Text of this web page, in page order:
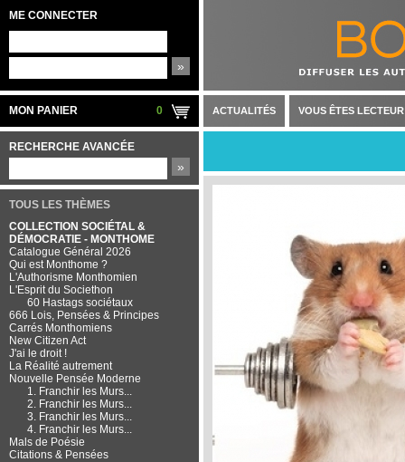
ME CONNECTER
»
MON PANIER 0
RECHERCHE AVANCÉE
»
TOUS LES THÈMES
COLLECTION SOCIÉTAL &
DÉMOCRATIE - MONTHOME
Catalogue Général 2026
Qui est Monthome ?
L'Authorisme Monthomien
L'Esprit du Societhon
60 Hastags sociétaux
666 Lois, Pensées & Principes
Carrés Monthomiens
New Citizen Act
J'ai le droit !
La Réalité autrement
Nouvelle Pensée Moderne
1. Franchir les Murs...
2. Franchir les Murs...
3. Franchir les Murs...
4. Franchir les Murs...
Mals de Poésie
Citations & Pensées
ACTUALITÉS VOUS ÊTES LECTEUR